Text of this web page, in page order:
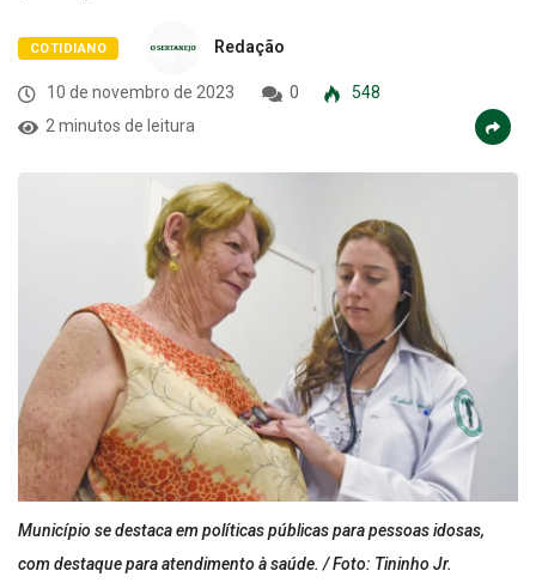
COTIDIANO Redação
10 de novembro de 2023 0
548
2 minutos de leitura
Município se destaca em políticas públicas para pessoas idosas,
com destaque para atendimento à saúde. / Foto: Tininho Jr.